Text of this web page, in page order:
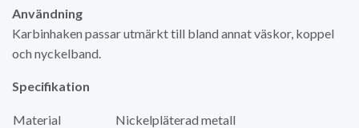
Användning
Karbinhaken passar utmärkt till bland annat väskor, koppel
och nyckelband.
Specifikation
Material
Nickelpläterad metall